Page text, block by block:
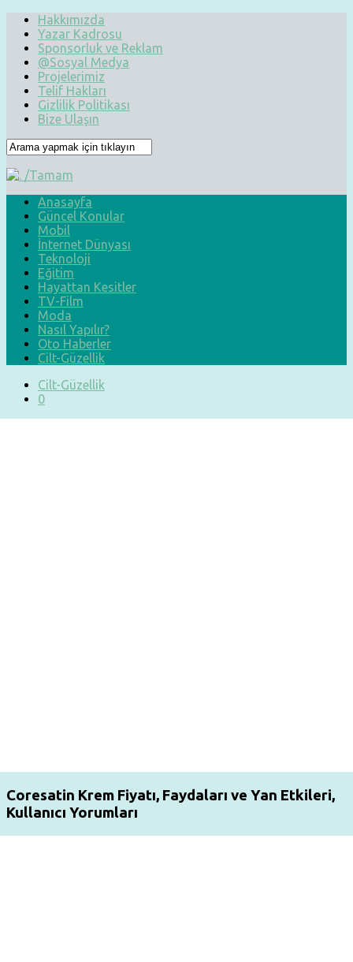
Hakkımızda
Yazar Kadrosu
Sponsorluk ve Reklam
@Sosyal Medya
Projelerimiz
Telif Hakları
Gizlilik Politikası
Bize Ulaşın
Anasayfa
Güncel Konular
Mobil
İnternet Dünyası
Teknoloji
Eğitim
Hayattan Kesitler
TV-Film
Moda
Nasıl Yapılır?
Oto Haberler
Cilt-Güzellik
Cilt-Güzellik
0
Coresatin Krem Fiyatı, Faydaları ve Yan Etkileri,
Kullanıcı Yorumları